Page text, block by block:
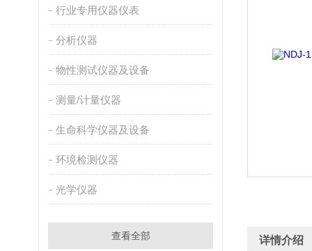
行业专用仪器仪表
分析仪器
物性测试仪器及设备
测量/计量仪器
生命科学仪器及设备
环境检测仪器
光学仪器
查看全部 详情介绍